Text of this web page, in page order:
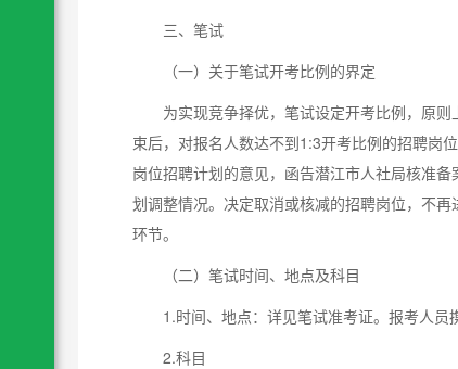
三、笔试
（一）关于笔试开考比例的界定
为实现竞争择优，笔试设定开考比例，原
束后，对报名人数达不到1:3开考比例的招聘岗
岗位招聘计划的意见，函告潜江市人社局核准
划调整情况。决定取消或核减的招聘岗位，不
环节。
（二）笔试时间、地点及科目
1.时间、地点：详见笔试准考证。报考人员
2.科目